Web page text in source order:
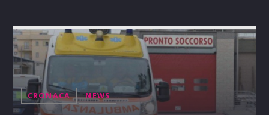
CRONACA NEWS